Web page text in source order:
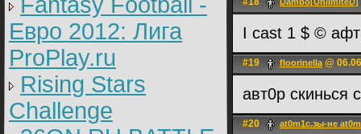
Евро 2012: Лига
ProPlay.ru
Rising Stars
Challenge
I cast 1 $ ©
#19 floorinella@
авт0р скинься
#20 at0m1c.зы-не